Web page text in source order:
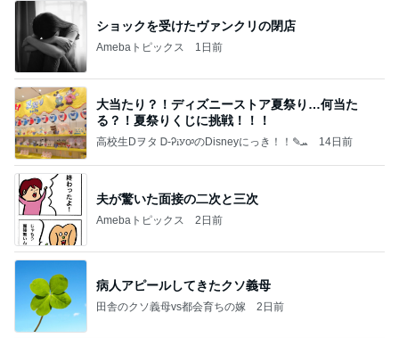
ショックを受けたヴァンクリの閉店
Amebaトピックス 1日前
大当たり？！ディズニーストア夏祭り…何当た
る？！夏祭りくじに挑戦！！！
高校生Dヲタ Ꭰ-ᎮꭵꭹꭴのDisneyにっき！！✎ܚ 14日前
夫が驚いた面接の二次と三次
Amebaトピックス 2日前
病人アピールしてきたクソ義母
田舎のクソ義母vs都会育ちの嫁 2日前